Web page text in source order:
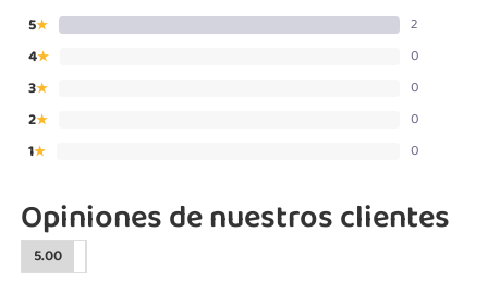
5★ 2
4★ 0
3★ 0
2★ 0
1★ 0
Opiniones de nuestros clientes
5.00